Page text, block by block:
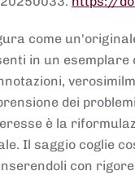
come
in un esemplare
dei
è la
Il saggio coglie
con